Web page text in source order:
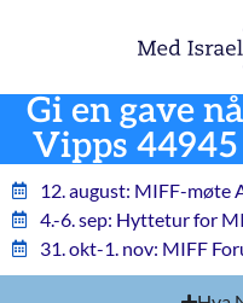
Gi en gave nå
Vipps 44945
12. august: MIFF-møte
4.-6. sep: Hyttetur for
31. okt-1. nov: MIFF